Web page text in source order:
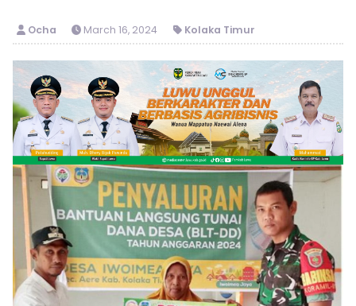
Ocha March 16, 2024 Kolaka Timur